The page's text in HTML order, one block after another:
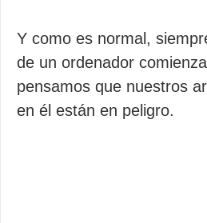
Y como es normal,
de un ordenador
pensamos que nuestros
en él están en peligro.